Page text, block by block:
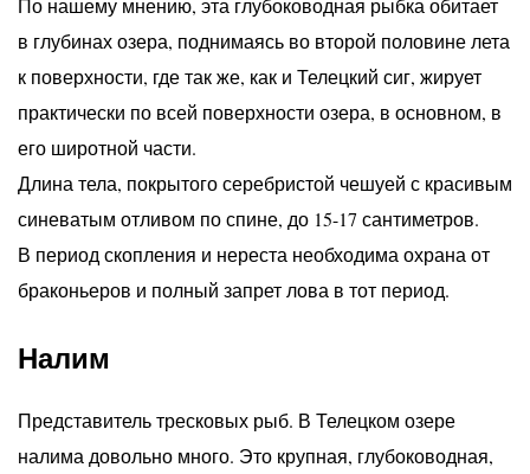
По нашему мнению, эта глубоководная рыбка обитает
в глубинах озера, поднимаясь во второй половине лета
к поверхности, где так же, как и Телецкий сиг, жирует
практически по всей поверхности озера, в основном, в
его широтной части.
Длина тела, покрытого серебристой чешуей с красивым
синеватым отливом по спине, до 15-17 сантиметров.
В период скопления и нереста необходима охрана от
браконьеров и полный запрет лова в тот период.
Налим
Представитель тресковых рыб. В Телецком озере
налима довольно много. Это крупная, глубоководная,